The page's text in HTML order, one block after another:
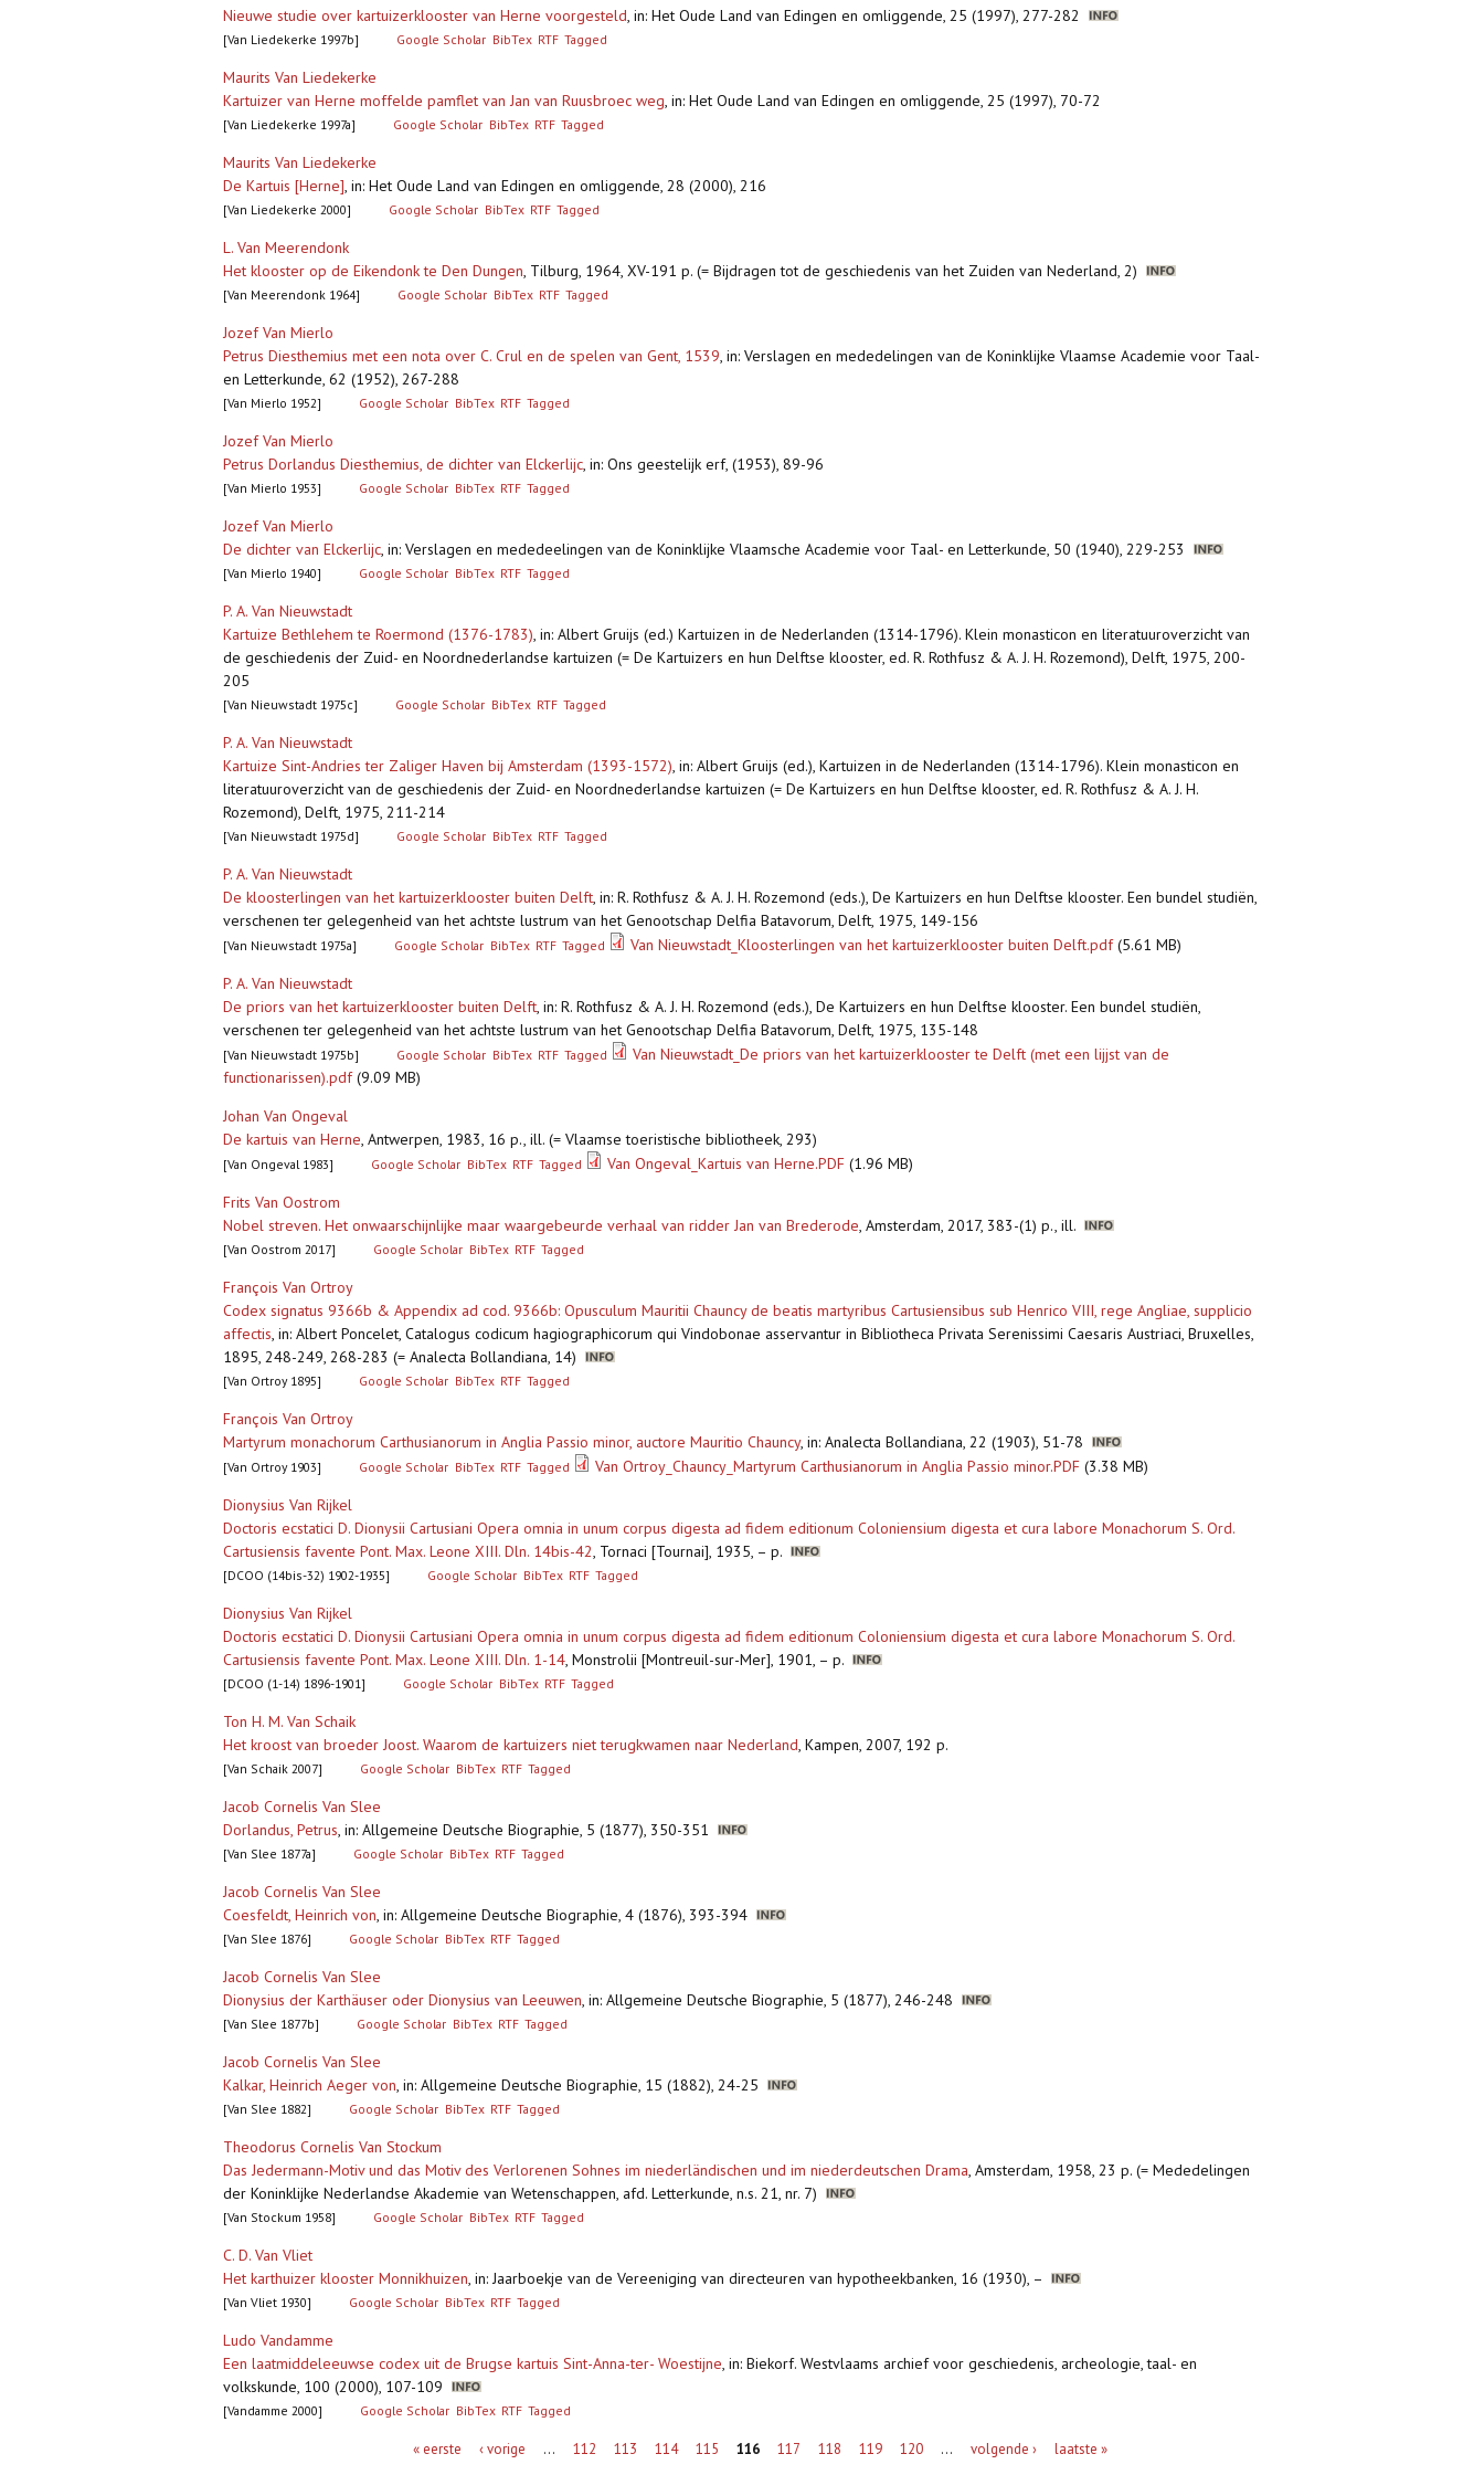
Nieuwe studie over kartuizerklooster van Herne voorgesteld, in: Het Oude Land van Edingen en omliggende, 25 (1997), 277-282
[Van Liedekerke 1997b] Google Scholar BibTex RTF Tagged
Maurits Van Liedekerke
Kartuizer van Herne moffelde pamflet van Jan van Ruusbroec weg, in: Het Oude Land van Edingen en omliggende, 25 (1997), 70-72
[Van Liedekerke 1997a] Google Scholar BibTex RTF Tagged
Maurits Van Liedekerke
De Kartuis [Herne], in: Het Oude Land van Edingen en omliggende, 28 (2000), 216
[Van Liedekerke 2000] Google Scholar BibTex RTF Tagged
L. Van Meerendonk
Het klooster op de Eikendonk te Den Dungen, Tilburg, 1964, XV-191 p. (= Bijdragen tot de geschiedenis van het Zuiden van Nederland, 2)
[Van Meerendonk 1964] Google Scholar BibTex RTF Tagged
Jozef Van Mierlo
Petrus Diesthemius met een nota over C. Crul en de spelen van Gent, 1539, in: Verslagen en mededelingen van de Koninklijke Vlaamse Academie voor Taal-
en Letterkunde, 62 (1952), 267-288
[Van Mierlo 1952] Google Scholar BibTex RTF Tagged
Jozef Van Mierlo
Petrus Dorlandus Diesthemius, de dichter van Elckerlijc, in: Ons geestelijk erf, (1953), 89-96
[Van Mierlo 1953] Google Scholar BibTex RTF Tagged
Jozef Van Mierlo
De dichter van Elckerlijc, in: Verslagen en mededeelingen van de Koninklijke Vlaamsche Academie voor Taal- en Letterkunde, 50 (1940), 229-253
[Van Mierlo 1940] Google Scholar BibTex RTF Tagged
P. A. Van Nieuwstadt
Kartuize Bethlehem te Roermond (1376-1783), in: Albert Gruijs (ed.) Kartuizen in de Nederlanden (1314-1796). Klein monasticon en literatuuroverzicht van
de geschiedenis der Zuid- en Noordnederlandse kartuizen (= De Kartuizers en hun Delftse klooster, ed. R. Rothfusz & A. J. H. Rozemond), Delft, 1975, 200-
205
[Van Nieuwstadt 1975c] Google Scholar BibTex RTF Tagged
P. A. Van Nieuwstadt
Kartuize Sint-Andries ter Zaliger Haven bij Amsterdam (1393-1572), in: Albert Gruijs (ed.), Kartuizen in de Nederlanden (1314-1796). Klein monasticon en
literatuuroverzicht van de geschiedenis der Zuid- en Noordnederlandse kartuizen (= De Kartuizers en hun Delftse klooster, ed. R. Rothfusz & A. J. H.
Rozemond), Delft, 1975, 211-214
[Van Nieuwstadt 1975d] Google Scholar BibTex RTF Tagged
P. A. Van Nieuwstadt
De kloosterlingen van het kartuizerklooster buiten Delft, in: R. Rothfusz & A. J. H. Rozemond (eds.), De Kartuizers en hun Delftse klooster. Een bundel studiën,
verschenen ter gelegenheid van het achtste lustrum van het Genootschap Delfia Batavorum, Delft, 1975, 149-156
[Van Nieuwstadt 1975a] Google Scholar BibTex RTF Tagged Van Nieuwstadt_Kloosterlingen van het kartuizerklooster buiten Delft.pdf(5.61 MB)
P. A. Van Nieuwstadt
De priors van het kartuizerklooster buiten Delft, in: R. Rothfusz & A. J. H. Rozemond (eds.), De Kartuizers en hun Delftse klooster. Een bundel studiën,
verschenen ter gelegenheid van het achtste lustrum van het Genootschap Delfia Batavorum, Delft, 1975, 135-148
[Van Nieuwstadt 1975b] Google Scholar BibTex RTF Tagged
Van Nieuwstadt_De priors van het kartuizerklooster te Delft (met een lijjst van de
functionarissen).pdf(9.09 MB)
Johan Van Ongeval
De kartuis van Herne, Antwerpen, 1983, 16 p., ill. (= Vlaamse toeristische bibliotheek, 293)
[Van Ongeval 1983] Google Scholar BibTex RTF Tagged Van Ongeval_Kartuis van Herne.PDF (1.96 MB)
Frits Van Oostrom
Nobel streven. Het onwaarschijnlijke maar waargebeurde verhaal van ridder Jan van Brederode, Amsterdam, 2017, 383-(1) p., ill.
[Van Oostrom 2017] Google Scholar BibTex RTF Tagged
François Van Ortroy
Codex signatus 9366b & Appendix ad cod. 9366b: Opusculum Mauritii Chauncy de beatis martyribus Cartusiensibus sub Henrico VIII, rege Angliae, supplicio
affectis, in: Albert Poncelet, Catalogus codicum hagiographicorum qui Vindobonae asservantur in Bibliotheca Privata Serenissimi Caesaris Austriaci, Bruxelles,
1895, 248-249, 268-283 (= Analecta Bollandiana, 14)
[Van Ortroy 1895] Google Scholar BibTex RTF Tagged
François Van Ortroy
Martyrum monachorum Carthusianorum in Anglia Passio minor, auctore Mauritio Chauncy, in: Analecta Bollandiana, 22 (1903), 51-78
[Van Ortroy 1903] Google Scholar BibTex RTF Tagged Van Ortroy_Chauncy_Martyrum Carthusianorum in Anglia Passio minor.PDF (3.38 MB)
Dionysius Van Rijkel
Doctoris ecstatici D. Dionysii Cartusiani Opera omnia in unum corpus digesta ad fidem editionum Coloniensium digesta et cura labore Monachorum S. Ord.
Cartusiensis favente Pont. Max. Leone XIII. Dln. 14bis-42, Tornaci [Tournai], 1935, – p.
[DCOO (14bis-32) 1902-1935] Google Scholar BibTex RTF Tagged
Dionysius Van Rijkel
Doctoris ecstatici D. Dionysii Cartusiani Opera omnia in unum corpus digesta ad fidem editionum Coloniensium digesta et cura labore Monachorum S. Ord.
Cartusiensis favente Pont. Max. Leone XIII. Dln. 1-14, Monstrolii [Montreuil-sur-Mer], 1901, – p.
[DCOO (1-14) 1896-1901] Google Scholar BibTex RTF Tagged
Ton H. M. Van Schaik
Het kroost van broeder Joost. Waarom de kartuizers niet terugkwamen naar Nederland, Kampen, 2007, 192 p.
[Van Schaik 2007] Google Scholar BibTex RTF Tagged
Jacob Cornelis Van Slee
Dorlandus, Petrus, in: Allgemeine Deutsche Biographie, 5 (1877), 350-351
[Van Slee 1877a] Google Scholar BibTex RTF Tagged
Jacob Cornelis Van Slee
Coesfeldt, Heinrich von, in: Allgemeine Deutsche Biographie, 4 (1876), 393-394
[Van Slee 1876] Google Scholar BibTex RTF Tagged
Jacob Cornelis Van Slee
Dionysius der Karthäuser oder Dionysius van Leeuwen, in: Allgemeine Deutsche Biographie, 5 (1877), 246-248
[Van Slee 1877b] Google Scholar BibTex RTF Tagged
Jacob Cornelis Van Slee
Kalkar, Heinrich Aeger von, in: Allgemeine Deutsche Biographie, 15 (1882), 24-25
[Van Slee 1882] Google Scholar BibTex RTF Tagged
Theodorus Cornelis Van Stockum
Das Jedermann-Motiv und das Motiv des Verlorenen Sohnes im niederländischen und im niederdeutschen Drama, Amsterdam, 1958, 23 p. (= Mededelingen
der Koninklijke Nederlandse Akademie van Wetenschappen, afd. Letterkunde, n.s. 21, nr. 7)
[Van Stockum 1958] Google Scholar BibTex RTF Tagged
C. D. Van Vliet
Het karthuizer klooster Monnikhuizen, in: Jaarboekje van de Vereeniging van directeuren van hypotheekbanken, 16 (1930), –
[Van Vliet 1930] Google Scholar BibTex RTF Tagged
Ludo Vandamme
Een laatmiddeleeuwse codex uit de Brugse kartuis Sint-Anna-ter- Woestijne, in: Biekorf. Westvlaams archief voor geschiedenis, archeologie, taal- en
volkskunde, 100 (2000), 107-109
[Vandamme 2000] Google Scholar BibTex RTF Tagged
« eerste ‹ vorige … 112 113 114 115 116 117 118 119 120 … volgende › laatste »